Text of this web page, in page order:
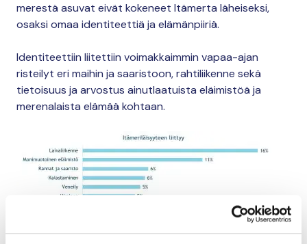
merestä asuvat eivät kokeneet Itämerta läheiseksi,
osaksi omaa identiteettiä ja elämänpiiriä.
Identiteettiin liitettiin voimakkaimmin vapaa-ajan
risteilyt eri maihin ja saaristoon, rahtiliikenne sekä
tietoisuus ja arvostus ainutlaatuista eläimistöä ja
merenalaista elämää kohtaan.